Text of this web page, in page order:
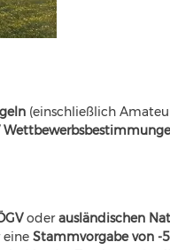
(einschließlich
oder ausländischen
Stammvorgabe von -